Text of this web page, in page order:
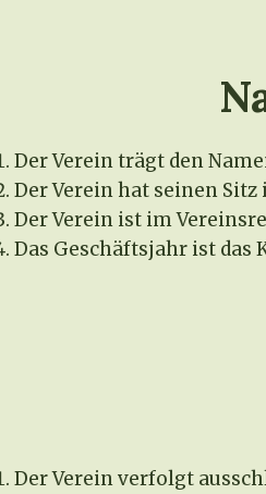
Der Verein trägt den
Der Verein hat seinen Sitz
Der Verein ist im
Das Geschäftsjahr ist das
Der Verein verfolgt